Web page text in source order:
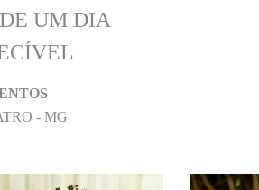
UM DIA
- MG